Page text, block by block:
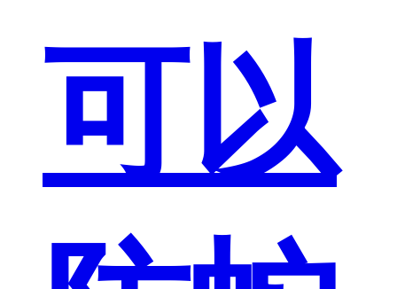
可以